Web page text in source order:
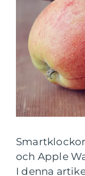
och Apple
I denna